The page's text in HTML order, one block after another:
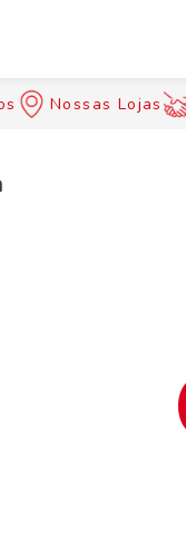
Nossas Lojas